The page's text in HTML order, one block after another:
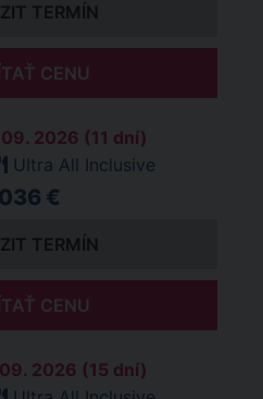
TERMÍN
CENU
2026 (11 dní)
Ultra All Inclusive
€
TERMÍN
CENU
2026 (15 dní)